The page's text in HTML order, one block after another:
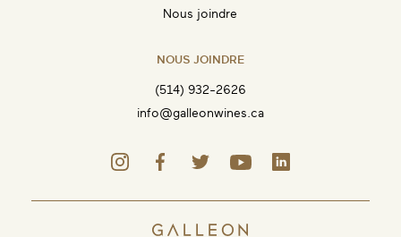
Nous joindre
NOUS JOINDRE
(514) 932-2626
info@galleonwines.ca